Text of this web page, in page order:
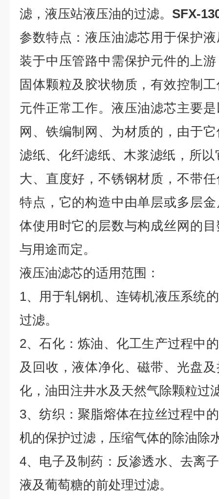
滤，液压站液压油的过滤。 SFX-
参数特点：液压油滤芯用于保护
装于中压管路中需保护元件的上
固体颗粒及胶状物质，有效控制
元件正常工作。液压油滤芯主要
网、铁编制网、为材质的，由于
滤纸、化纤滤纸、木浆滤纸，所以
大、直度好，不锈钢材质，不带
特点，它的构造中由单层或多层
体使用时它的层数与构成丝网的
与用途而定。
液压油滤芯的适用范围：
1、用于轧钢机、连铸机液压系统
过滤。
2、石化：炼油、化工生产过程中
及回收，液体净化、磁带、光盘
化，油田注井水及天然气除颗粒过
3、纺织：聚脂熔体在拉丝过程中
机的保护过滤，压缩气体的除油除
4、电子及制药：反渗透水、去离
液及葡萄糖的前处理过滤。